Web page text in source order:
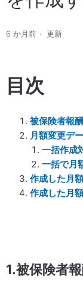
6 か月前 更新
目次
被保険者報
月額変更デ
一括作成
一括で月
作成した月
作成した月
1.被保険者